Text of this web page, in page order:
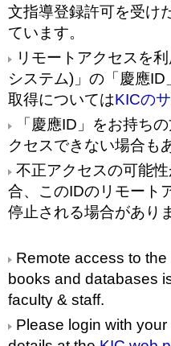
文指導登録許可を受け
ています。
リモートアクセスを
システム)」の「慶應
取得についてはKICの
「慶應ID」をお持ち
クセスできない場合も
不正アクセスの可能
合、このIDのリモート
停止される場合があり
Remote access to
books and databases
faculty & staff.
Please login with